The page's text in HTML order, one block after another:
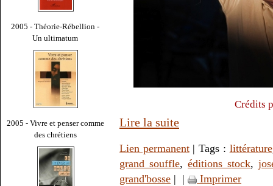
2005 - Théorie-Rébellion -
Un ultimatum
2005 - Vivre et penser comme
des chrétiens
Crédits
Lire la suite
Lien permanent| Tags : littérature
grand souffle, éditions stock,
grand'bosse | | Imprimer